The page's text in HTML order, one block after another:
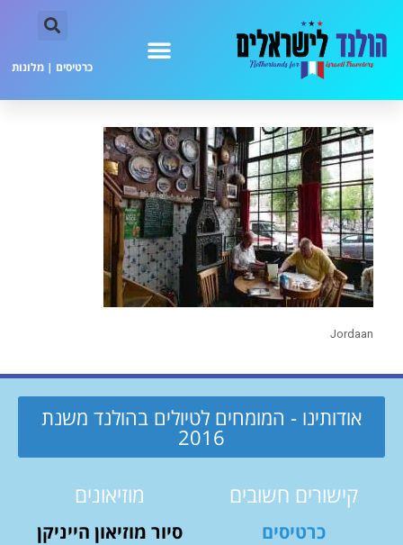
כרטיסים | מלונות
Jordaan
אודותינו - המומחים לטיולים בהולנד משנת
2016
קישורים חשובים
כרטיסים
מוזיאונים
סיור מוזיאון הייניקן